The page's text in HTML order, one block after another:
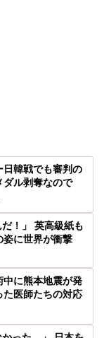
日韓戦でも審判の
ル剥奪なので
！」 英高級紙も
姿に世界が衝撃
中に熊本地震が発
た医師たちの対応